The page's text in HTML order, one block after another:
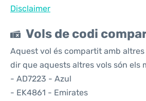
Disclaimer
Vols de codi
Aquest vol és compartit amb
dir que aquests altres vols són els
- AD7223 - Azul
- EK4861 - Emirates